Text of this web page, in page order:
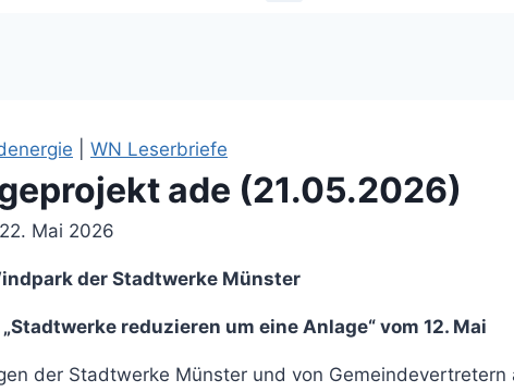
WN Leserbriefe
ade (21.05.2026)
22. Mai 2026
der Stadtwerke Münster
reduzieren um eine Anlage“ vom 12. Mai
der Stadtwerke Münster und von Gemeindevertretern